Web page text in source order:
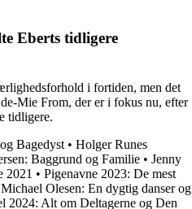
Eberts tidligere
i fortiden, men det
Mie From, der er i fokus nu, efter
tidligere.
Bagedyst • Holger Runes
Baggrund og Familie • Jenny
2021 • Pigenavne 2023: De mest
Michael Olesen: En dygtig danser og
2024: Alt om Deltagerne og Den